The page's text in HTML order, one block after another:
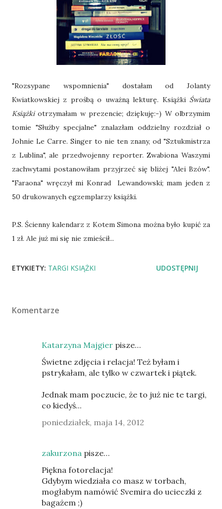
"Rozsypane wspomnienia" dostałam od Jolanty
Kwiatkowskiej z prośbą o uważną lekturę. Książki Świata
Książkiotrzymałam w prezencie; dziękuję:-) W olbrzymim
tomie "Służby specjalne" znalazłam oddzielny rozdział o
Johnie Le Carre. Singer to nie ten znany, od "Sztukmistrza
z Lublina", ale przedwojenny reporter. Zwabiona Waszymi
zachwytami postanowiłam przyjrzeć się bliżej "Alei Bzów".
"Faraona" wręczył mi Konrad Lewandowski; mam jeden z
50 drukowanych egzemplarzy książki.
P.S. Ścienny kalendarz z Kotem Simona można było kupić za
1 zł. Ale już mi się nie zmieścił...
ETYKIETY: TARGI KSIĄŻKI UDOSTĘPNIJ
Komentarze
Katarzyna Majgier pisze…
Świetne zdjęcia i relacja! Też byłam i
pstrykałam, ale tylko w czwartek i piątek.
Jednak mam poczucie, że to już nie te targi,
co kiedyś...
poniedziałek, maja 14, 2012
zakurzona pisze…
Piękna fotorelacja!
Gdybym wiedziała co masz w torbach,
mogłabym namówić Svemira do ucieczki z
bagażem ;)